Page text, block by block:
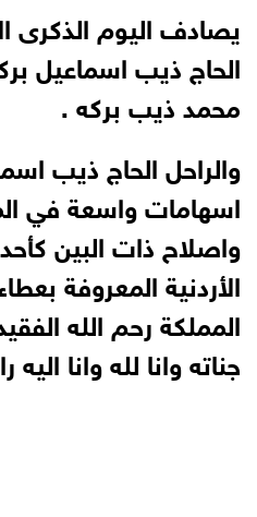
يصادف اليوم الذكرى
الحاج ذيب اسماعيل
محمد ذيب بركه .
والراحل الحاج ذيب
اسهامات واسعة في
واصلاح ذات البين
الأردنية المعروفة
المملكة رحم الله
جناته وانا لله وانا